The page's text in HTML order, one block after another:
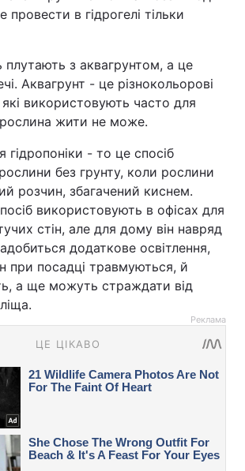
в гідрогелі тільки
плутають з аквагрунтом, а це
Аквагрунт - це різнокольорові
які використовують часто для
жити не може.
- то це спосіб
без грунту, коли рослини
розчин, збагачений киснем.
використовують в офісах для
стін, але для дому він навряд
додаткове освітлення,
при посадці травмуються, й
а ще можуть страждати від
Реклама